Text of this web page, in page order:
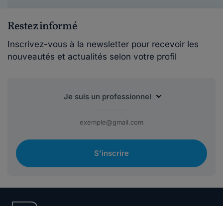
Restez informé
Inscrivez-vous à la newsletter pour recevoir les
nouveautés et actualités selon votre profil
S'inscrire